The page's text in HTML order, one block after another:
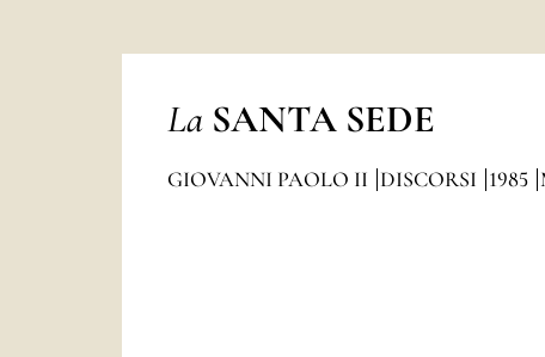
La SANTA SEDE
GIOVANNI PAOLO II DISCORSI 1985